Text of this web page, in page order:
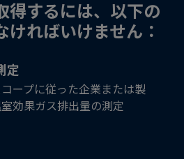
得するには、以下の
ければいけません：
定
ープに従った企業または製
効果ガス排出量の測定